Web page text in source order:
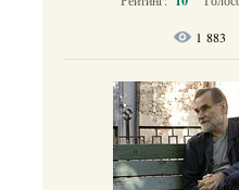
1 883